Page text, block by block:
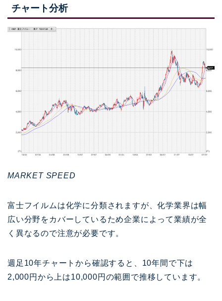
チャート分析
MARKET SPEED
富士フイルムは化学に分類されますが、化学業界は幅
広い分野をカバーしているため企業によって業績が全
く異なるので注意が必要です。
週足10年チャートから確認すると、10年間で下は
2,000円から上は10,000円の範囲で推移しています。